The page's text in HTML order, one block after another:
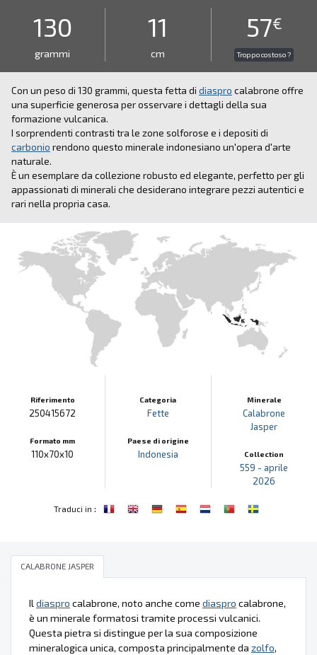
130
grammi
11
cm
57€
Troppo costoso ?
Con un peso di 130 grammi, questa fetta di diaspro calabrone offre
una superficie generosa per osservare i dettagli della sua
formazione vulcanica.
I sorprendenti contrasti tra le zone solforose e i depositi di
carbonio rendono questo minerale indonesiano un'opera d'arte
naturale.
È un esemplare da collezione robusto ed elegante, perfetto per gli
appassionati di minerali che desiderano integrare pezzi autentici e
rari nella propria casa.
Riferimento
250415672
Formato mm
110x70x10
Categoria
Fette
Paese di origine
Indonesia
Minerale
Calabrone
Jasper
Collection
559 - aprile
2026
Traduci in :
CALABRONE JASPER
Il diaspro calabrone, noto anche come diaspro calabrone,
è un minerale formatosi tramite processi vulcanici.
Questa pietra si distingue per la sua composizione
mineralogica unica, composta principalmente da zolfo,